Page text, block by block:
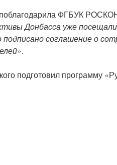
поблагодарила ФГБУК
Донбасса уже
соглашение о
».
подготовил программу